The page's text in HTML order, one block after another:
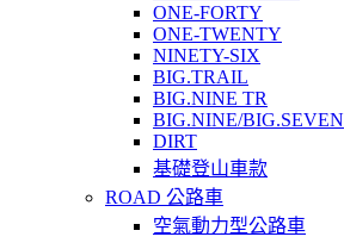
ONE-FORTY
ONE-TWENTY
NINETY-SIX
BIG.TRAIL
BIG.NINE TR
BIG.NINE/BIG.SEVEN
DIRT
基礎登山車款
ROAD 公路車
空氣動力型公路車